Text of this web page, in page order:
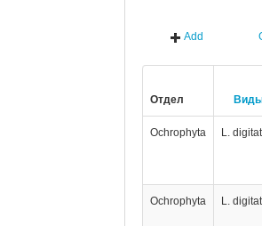
Add
Отдел
Ochrophyta L.
Ochrophyta L.